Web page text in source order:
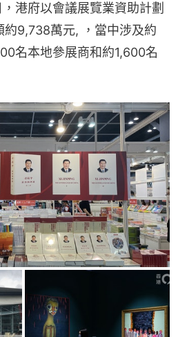
港府以會議展覽業資助計劃
9,738萬元, ，當中涉及約
名本地參展商和約1,600名